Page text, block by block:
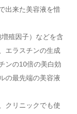
出来た美容液を惜
殖因子）などを含
エラスチンの生成
ンの10倍の美白効
の最先端の美容液
クリニックでも使